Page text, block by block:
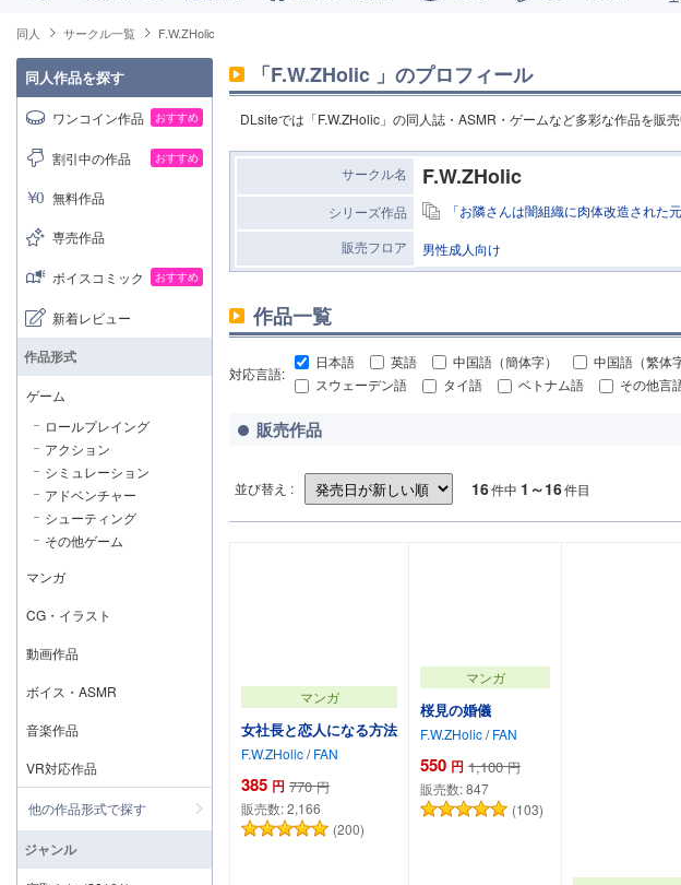
同人 サークル一覧 F.W.ZHolic
「F.W.ZHolic 」のプロフィール
DLsiteでは「F.W.ZHolic」の同人誌・ASMR・ゲームなど多彩な作品を販売
サークル名 F.W.ZHolic
シリーズ作品
「お隣さんは闇組織に肉体改造された
販売フロア
男性成人向け
作品一覧
対応言語:
日本語 英語 中国語（簡体字） 中国語（繁体
スウェーデン語
タイ語 ベトナム語 その他言
販売作品
並び替え : 16件中 1～16件目
マンガ
女社長と恋人になる方法
F.W.ZHolic/ FAN
385 円 770 円
販売数:2,166
(200)
マンガ
桜見の婚儀
F.W.ZHolic/ FAN
550 円 1,100 円
販売数:847
(103)
同人作品を探す
ワンコイン作品 おすすめ
割引中の作品 おすすめ
無料作品
専売作品
ボイスコミック おすすめ
新着レビュー
作品形式
ゲーム
ロールプレイング
アクション
シミュレーション
アドベンチャー
シューティング
その他ゲーム
マンガ
CG・イラスト
動画作品
ボイス・ASMR
音楽作品
VR対応作品
他の作品形式で探す
ジャンル